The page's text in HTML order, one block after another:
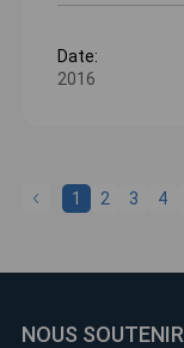
Date:
2016
1 2 3 4
NOUS SOUTENIR